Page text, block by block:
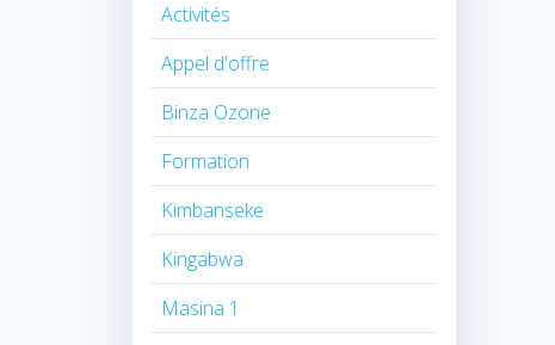
Activités
Appel d'offre
Binza Ozone
Formation
Kimbanseke
Kingabwa
Masina 1